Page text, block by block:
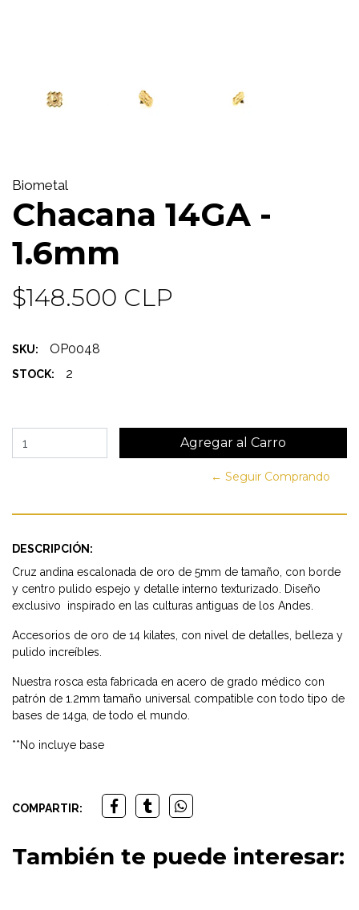
Biometal
Chacana 14GA -
1.6mm
$148.500 CLP
SKU: OP0048
STOCK: 2
← Seguir Comprando
DESCRIPCIÓN:
Cruz andina escalonada de oro de 5mm de tamaño, con borde
y centro pulido espejo y detalle interno texturizado. Diseño
exclusivo inspirado en las culturas antiguas de los Andes.
Accesorios de oro de 14 kilates, con nivel de detalles, belleza y
pulido increíbles.
Nuestra rosca esta fabricada en acero de grado médico con
patrón de 1.2mm tamaño universal compatible con todo tipo de
bases de 14ga, de todo el mundo.
**No incluye base
COMPARTIR:
También te puede interesar: